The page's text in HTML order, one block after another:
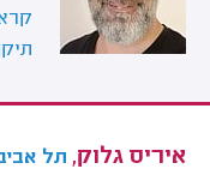
איריס גלוק, תל